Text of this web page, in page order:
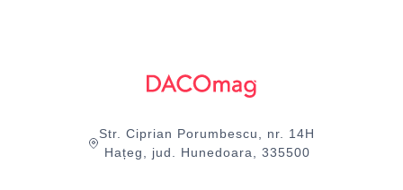
Str. Ciprian Porumbescu, nr. 14H
Hațeg, jud. Hunedoara, 335500